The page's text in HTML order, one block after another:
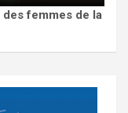
femmes de la